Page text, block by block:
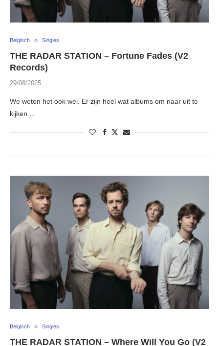
Belgisch Singles
THE RADAR STATION – Fortune Fades (V2
Records)
29/08/2025
We weten het ook wel. Er zijn heel wat albums om naar uit te
kijken …
Belgisch Singles
THE RADAR STATION – Where Will You Go (V2